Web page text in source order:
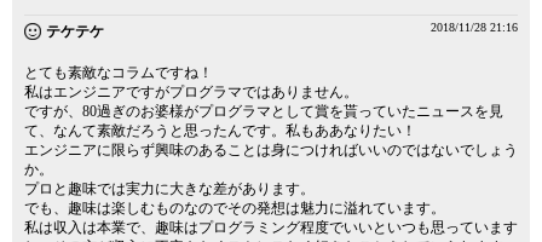
テケテケ 2018/11/28 21:16
とても素敵なコラムですね！
私はエンジニアですがプログラマではありません。
ですが、80過ぎのお婆様がプログラマとして賞を貰っていたニュースを見
て、なんて素敵だろうと思ったんです。私もああなりたい！
エンジニアに限らず興味のあることは身につければいいのではないでしょう
か。
プロと趣味では実力に大きな差があります。
でも、趣味は楽しむものなのでその発想は魅力に溢れています。
私は収入は本業で、趣味はプログラミング程度でいいといつも思っています